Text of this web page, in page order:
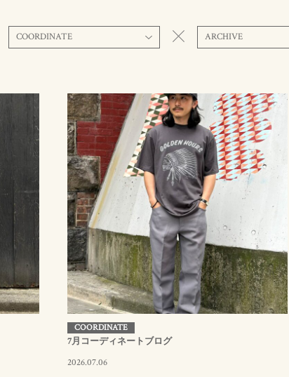
COORDINATE ARCHIVE
COORDINATE
7月コーディネートブログ
2026.07.06